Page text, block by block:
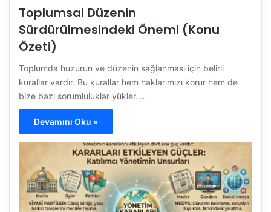
Toplumsal Düzenin
Sürdürülmesindeki Önemi (Konu
Özeti)
Toplumda huzurun ve düzenin sağlanması için belirli
kurallar vardır. Bu kurallar hem haklarımızı korur hem de
bize bazı sorumluluklar yükler.…
Devamını Oku »